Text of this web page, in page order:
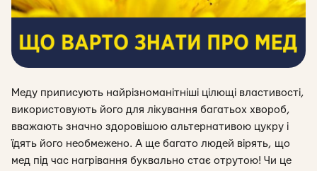
Меду приписують найрізноманітніші цілющі властивості,
використовують його для лікування багатьох хвороб,
вважають значно здоровішою альтернативою цукру і
їдять його необмежено. А ще багато людей вірять, що
мед під час нагрівання буквально стає отрутою! Чи це